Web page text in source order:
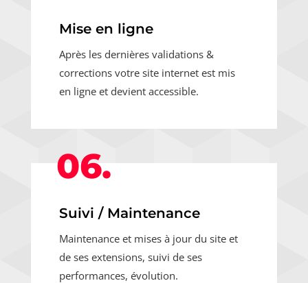
Mise en ligne
Après les dernières validations &
corrections votre site internet est mis
en ligne et devient accessible.
06.
Suivi / Maintenance
Maintenance et mises à jour du site et
de ses extensions, suivi de ses
performances, évolution.